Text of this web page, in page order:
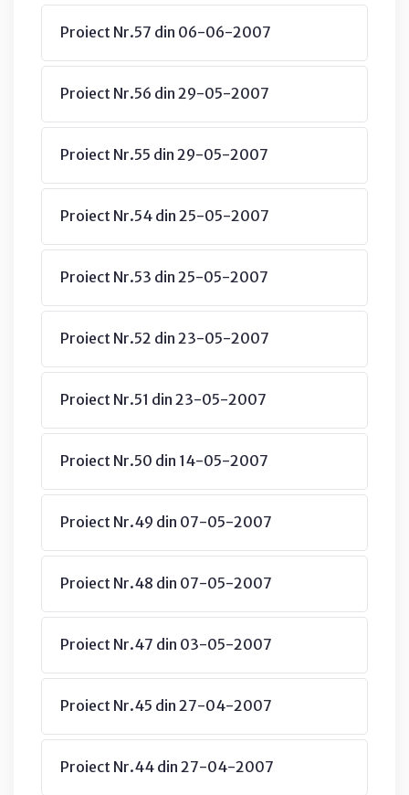
Proiect Nr.57 din 06-06-2007
Proiect Nr.56 din 29-05-2007
Proiect Nr.55 din 29-05-2007
Proiect Nr.54 din 25-05-2007
Proiect Nr.53 din 25-05-2007
Proiect Nr.52 din 23-05-2007
Proiect Nr.51 din 23-05-2007
Proiect Nr.50 din 14-05-2007
Proiect Nr.49 din 07-05-2007
Proiect Nr.48 din 07-05-2007
Proiect Nr.47 din 03-05-2007
Proiect Nr.45 din 27-04-2007
Proiect Nr.44 din 27-04-2007